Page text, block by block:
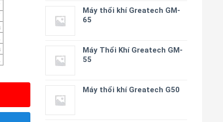
Máy thổi khí Greatech GM-
65
Máy Thổi Khí Greatech GM-
55
Máy thổi khí Greatech G50